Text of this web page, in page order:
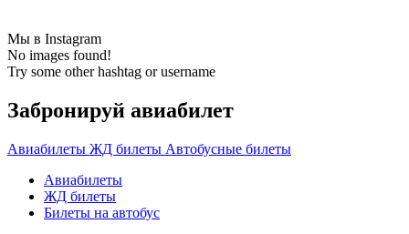
Мы в Instagram
No images found!
Try some other hashtag or username
Забронируй авиабилет
Авиабилеты ЖД билеты Автобусные билеты
Авиабилеты
ЖД билеты
Билеты на автобус